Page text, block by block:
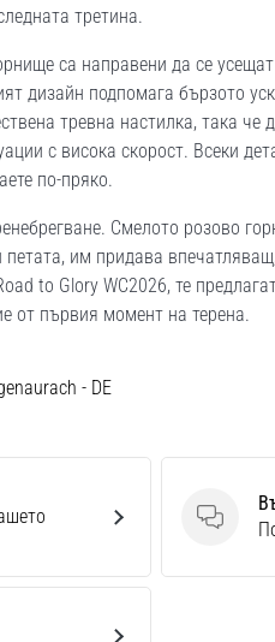
третина.
са направени да се
дизайн подпомага бързото
тревна настилка, така че
с висока скорост. Всеки
по-пряко.
Смелото розово
им придава
to Glory WC2026, те
от първия момент на терена.
- DE